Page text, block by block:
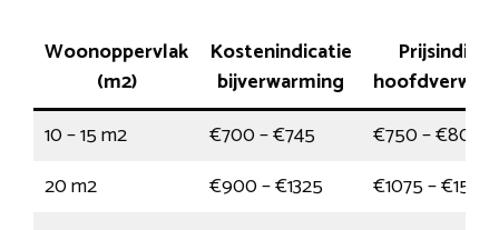
Woonoppervlak
(m2)
Kostenindicatie
bijverwarming
10 – 15 m2
€700 – €745
€750 – €800
20 m2
€900 – €1325
€1075 – €1550